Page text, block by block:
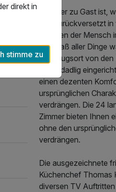
Wer hier zu Gast ist,
Zeit zurückversetzt
in denen der Mensch
das Maß aller Dinge
Rückzugsort von den
24 landadlig
einen dezenten
ursprünglichen
verdrängen. Die 24
Zimmer bieten Ihnen
ohne den
verdrängen.
Die ausgezeichnete
Küchenchef Thomas
diversen TV
direkt in
stimme zu